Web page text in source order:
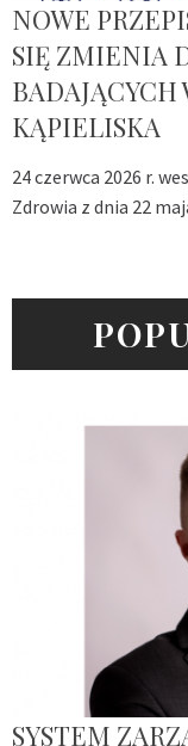
NOWE
SIĘ ZMIENIA
BADAJĄCYCH
KĄPIELISKA
24 czerwca 2026 r.
Zdrowia z dnia 22
SYSTEM